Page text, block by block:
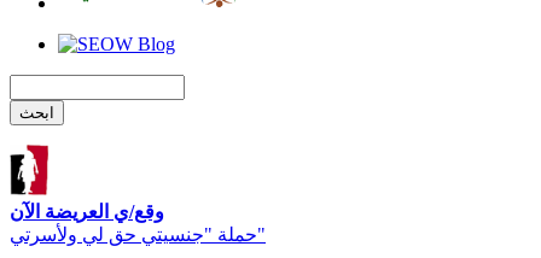
وقع/ي العريضة الآن
حملة "جنسيتي حق لي ولأسرتي"